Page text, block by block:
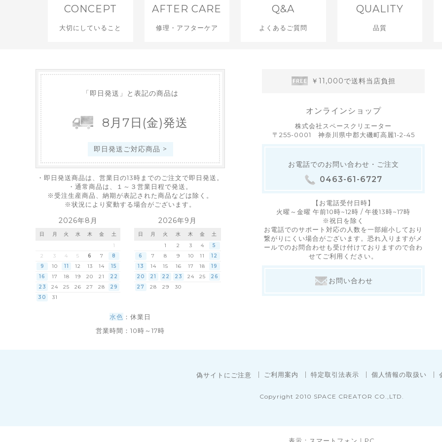
CONCEPT
大切にしていること
AFTER CARE
修理・アフターケア
Q&A
よくあるご質問
QUALITY
品質
「即日発送」と表記の商品は
8 月 7 日 (金)発送
即日発送ご対応商品 >
・即日発送商品は、営業日の13時までのご注文で即日発送。
・通常商品は、１～３営業日程で発送。
※受注生産商品、納期が表記された商品などは除く。
※状況により変動する場合がございます。
2026年8月
日 月 火 水 木 金
土
1
2
3 4 5 6 7
8
9
10 11 12 13 14
15
16
17 18 19 20 21
22
23
24 25 26 27 28
29
30
31
2026年9月
日 月 火 水 木 金
土
1
2 3 4
5
6
7 8 9 10 11
12
13
14 15 16 17 18
19
20
21 22 23 24 25
26
27
28 29 30
水色 ：休業日
営業時間：10時～17時
￥11,000で送料当店負担
オンラインショップ
株式会社スペースクリエーター
〒255-0001 神奈川県中郡大磯町高麗1-2-45
お電話でのお問い合わせ・ご注文
0463-61-6727
【お電話受付日時】
火曜～金曜 午前10時~12時 / 午後13時~17時
※祝日を除く
お電話でのサポート対応の人数を一部縮小しており
繋がりにくい場合がございます。恐れ入りますがメ
ールでのお問合わせも受け付けておりますので合わ
せてご利用ください。
お問い合わせ
偽サイトにご注意 ご利用案内 特定取引法表示 個人情報の取扱い
Copyright 2010 SPACE CREATOR CO.,LTD.